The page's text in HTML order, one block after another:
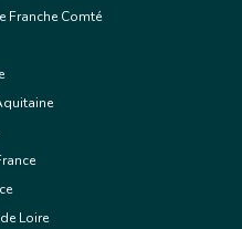
Franche Comté
Loire